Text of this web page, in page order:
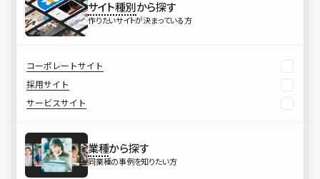
サイト種別から探す
作りたいサイトが決まっている方
コーポレートサイト
採用サイト
サービスサイト
業種から探す
同業種の事例を知りたい方